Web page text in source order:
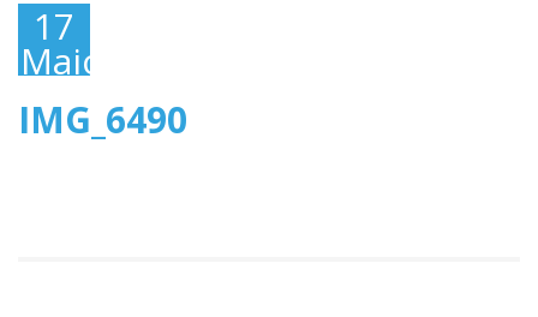
17
Maio,
2019
IMG_6490